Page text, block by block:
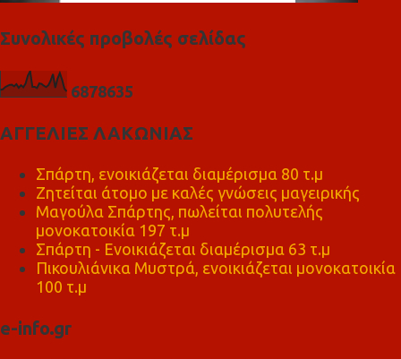
Συνολικές προβολές σελίδας
6878635
ΑΓΓΕΛΙΕΣ ΛΑΚΩΝΙΑΣ
Σπάρτη, ενοικιάζεται διαμέρισμα 80 τ.μ
Ζητείται άτομο με καλές γνώσεις μαγειρικής
Μαγούλα Σπάρτης, πωλείται πολυτελής
μονοκατοικία 197 τ.μ
Σπάρτη - Ενοικιάζεται διαμέρισμα 63 τ.μ
Πικουλιάνικα Μυστρά, ενοικιάζεται μονοκατοικία
100 τ.μ
e-info.gr